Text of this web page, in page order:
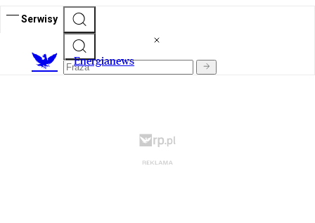
Serwisy
Energianews